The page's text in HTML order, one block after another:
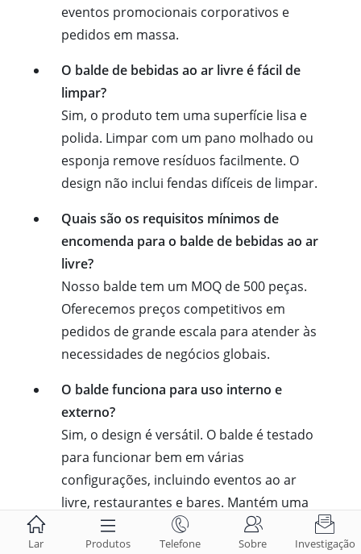
eventos promocionais corporativos e
pedidos em massa.
O balde de bebidas ao ar livre é fácil de
limpar?
Sim, o produto tem uma superfície lisa e
polida. Limpar com um pano molhado ou
esponja remove resíduos facilmente. O
design não inclui fendas difíceis de limpar.
Quais são os requisitos mínimos de
encomenda para o balde de bebidas ao ar
livre?
Nosso balde tem um MOQ de 500 peças.
Oferecemos preços competitivos em
pedidos de grande escala para atender às
necessidades de negócios globais.
O balde funciona para uso interno e
externo?
Sim, o design é versátil. O balde é testado
para funcionar bem em várias
configurações, incluindo eventos ao ar
livre, restaurantes e bares. Mantém uma
temperatura consistentemente fria em
ambos os ambientes.

Lar

Produtos

Telefone

Sobre

Investigação